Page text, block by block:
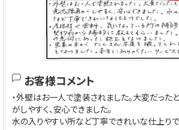
お客様コメント
・外壁はお一人で塗装されました。大変だった
がしやすく、安心できました。
水の入りやすい所など丁寧できれいな仕上りで